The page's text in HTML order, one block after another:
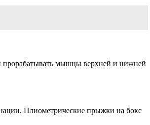
прорабатывать мышцы верхней и нижней
Плиометрические прыжки на бокс